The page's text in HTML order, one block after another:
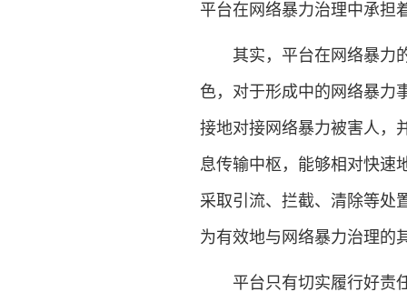
平台在网络暴力治理中承担
其实，平台在网络暴力的
色，对于形成中的网络暴力
接地对接网络暴力被害人，
息传输中枢，能够相对快速
采取引流、拦截、清除等处
为有效地与网络暴力治理的
平台只有切实履行好责任